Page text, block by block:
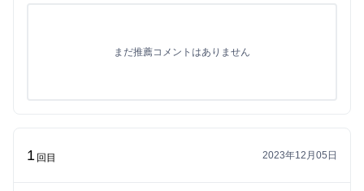
まだ推薦コメントはありません
1 回目 2023年12月05日